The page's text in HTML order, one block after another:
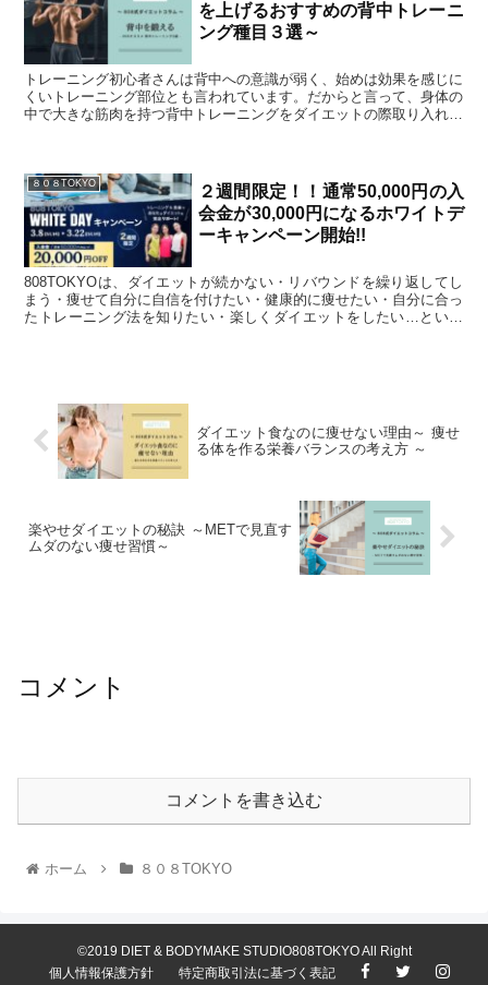
を上げるおすすめの背中トレーニ
ング種目３選～
トレーニング初心者さんは背中への意識が弱く、始めは効果を感じに
くいトレーニング部位とも言われています。だからと言って、身体の
中で大きな筋肉を持つ背中トレーニングをダイエットの際取り入れな
８０８TOKYO
２週間限定！！通常50,000円の入
会金が30,000円になるホワイトデ
ーキャンペーン開始!!
808TOKYOは、ダイエットが続かない・リバウンドを繰り返してし
まう・痩せて自分に自信を付けたい・健康的に痩せたい・自分に合っ
たトレーニング法を知りたい・楽しくダイエットをしたい…といっ
ダイエット食なのに痩せない理由～ 痩せ
る体を作る栄養バランスの考え方 ～
楽やせダイエットの秘訣 ～METで見直す
ムダのない痩せ習慣～
コメント
コメントを書き込む
ホーム ８０８TOKYO
©2019 DIET & BODYMAKE STUDIO808TOKYO All Right
個人情報保護方針
特定商取引法に基づく表記